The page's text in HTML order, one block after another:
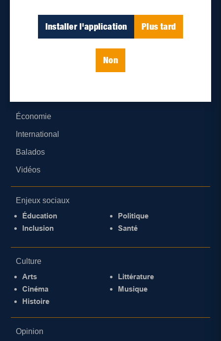
Installer l'application Plus tard
Non
Économie
International
Balados
Vidéos
Enjeux sociaux
Éducation
Inclusion
Politique
Santé
Culture
Arts
Cinéma
Histoire
Littérature
Musique
Opinion